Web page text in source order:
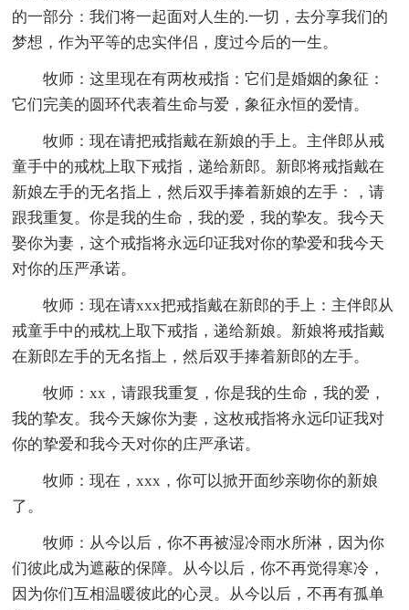
的一部分：我们将一起面对人生的.一切，去分享我们的
梦想，作为平等的忠实伴侣，度过今后的一生。
牧师：这里现在有两枚戒指：它们是婚姻的象征：
它们完美的圆环代表着生命与爱，象征永恒的爱情。
牧师：现在请把戒指戴在新娘的手上。主伴郎从戒
童手中的戒枕上取下戒指，递给新郎。新郎将戒指戴在
新娘左手的无名指上，然后双手捧着新娘的左手：，请
跟我重复。你是我的生命，我的爱，我的挚友。我今天
娶你为妻，这个戒指将永远印证我对你的挚爱和我今天
对你的压严承诺。
牧师：现在请xxx把戒指戴在新郎的手上：主伴郎从
戒童手中的戒枕上取下戒指，递给新娘。新娘将戒指戴
在新郎左手的无名指上，然后双手捧着新郎的左手。
牧师：xx，请跟我重复，你是我的生命，我的爱，
我的挚友。我今天嫁你为妻，这枚戒指将永远印证我对
你的挚爱和我今天对你的庄严承诺。
牧师：现在，xxx，你可以掀开面纱亲吻你的新娘
了。
牧师：从今以后，你不再被湿冷雨水所淋，因为你
们彼此成为遮蔽的保障。从今以后，你不再觉得寒冷，
因为你们互相温暖彼此的心灵。从今以后，不再有孤单